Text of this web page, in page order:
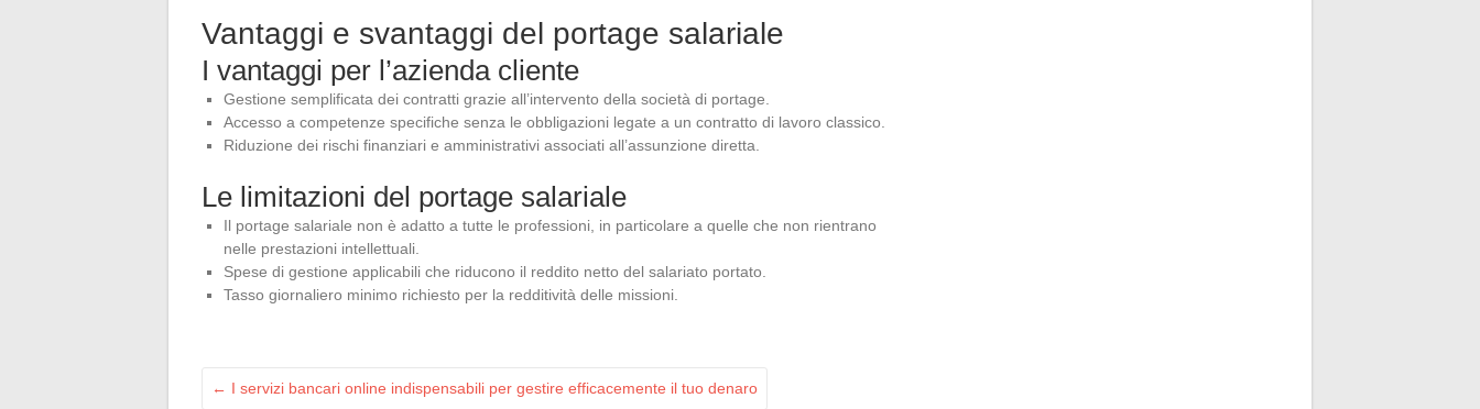
Vantaggi e svantaggi del portage salariale
I vantaggi per l’azienda cliente
Gestione semplificata dei contratti grazie all’intervento della società di portage.
Accesso a competenze specifiche senza le obbligazioni legate a un contratto di lavoro classico.
Riduzione dei rischi finanziari e amministrativi associati all’assunzione diretta.
Le limitazioni del portage salariale
Il portage salariale non è adatto a tutte le professioni, in particolare a quelle che non rientrano
nelle prestazioni intellettuali.
Spese di gestione applicabili che riducono il reddito netto del salariato portato.
Tasso giornaliero minimo richiesto per la redditività delle missioni.
← I servizi bancari online indispensabili per gestire efficacemente il tuo denaro